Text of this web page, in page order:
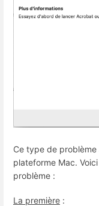
Ce type de
plateforme Mac.
problème :
La première :